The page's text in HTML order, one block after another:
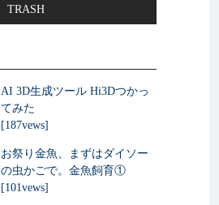
TRASH
AI 3D生成ツール Hi3Dつかっ
てみた
[187vews]
お祭り金魚、まずはダイソー
の虫かごで。金魚飼育①
[101vews]